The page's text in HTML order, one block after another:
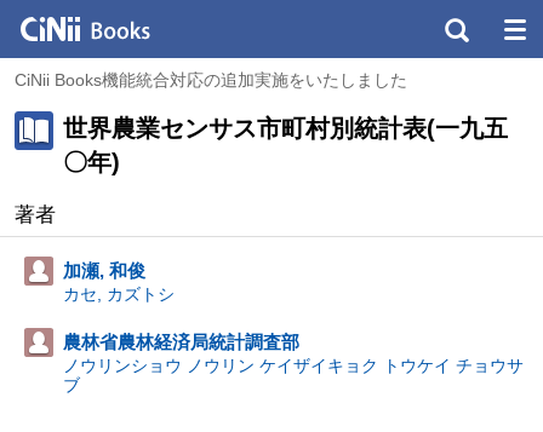
CiNii Books機能統合対応の追加実施をいたしました
世界農業センサス市町村別統計表(一九五
〇年)
著者
加瀬, 和俊
カセ, カズトシ
農林省農林経済局統計調査部
ノウリンショウ ノウリン ケイザイキョク トウケイ チョウサ
ブ